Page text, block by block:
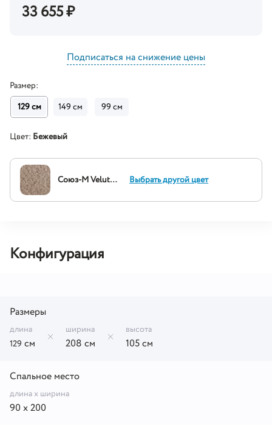
33 655₽
Подписаться на снижение цены
Размер:
129 см
149 см 99 см
Цвет: Бежевый
Союз-М Velutto 05 Выбрать другой цвет
Конфигурация
Размеры
длина
129 см
ширина
208 см
высота
105 см
Спальное место
длина x ширина
90 х 200